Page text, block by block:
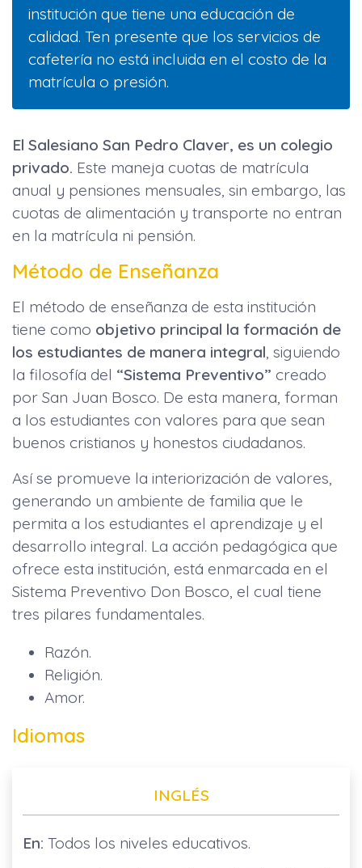
institución que tiene una educación de
calidad. Ten presente que los servicios de
cafetería no está incluida en el costo de la
matrícula o presión.
El Salesiano San Pedro Claver, es un colegio
privado. Este maneja cuotas de matrícula
anual y pensiones mensuales, sin embargo, las
cuotas de alimentación y transporte no entran
en la matrícula ni pensión.
Método de Enseñanza
El método de enseñanza de esta institución
tiene como objetivo principal la formación de
los estudiantes de manera integral , siguiendo
la filosofía del “Sistema Preventivo” creado
por San Juan Bosco. De esta manera, forman
a los estudiantes con valores para que sean
buenos cristianos y honestos ciudadanos.
Así se promueve la interiorización de valores,
generando un ambiente de familia que le
permita a los estudiantes el aprendizaje y el
desarrollo integral. La acción pedagógica que
ofrece esta institución, está enmarcada en el
Sistema Preventivo Don Bosco, el cual tiene
tres pilares fundamentales.
Razón.
Religión.
Amor.
Idiomas
INGLÉS
En: Todos los niveles educativos.